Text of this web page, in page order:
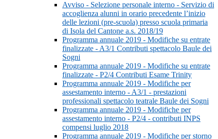
Avviso - Selezione personale interno - Servizio di
accoglienza alunni in orario precedente l’inizio
delle lezioni (pre-scuola) presso scuola primaria
di Isola del Cantone a.s. 2018/19
Programma annuale 2019 - Modifiche su entrate
finalizzate - A3/1 Contributi spettacolo Baule dei
Sogni
Programma annuale 2019 - Modifiche su entrate
finalizzate - P2/4 Contributi Esame Trinity
Programma annuale 2019 - Modifiche per
assestamento interno - A3/1 - prestazioni
professionali spettacolo teatrale Baule dei Sogni
Programma annuale 2019 - Modifiche per
assestamento interno - P2/4 - contributi INPS
compensi luglio 2018
Programma annuale 2019 - Modifiche per storno